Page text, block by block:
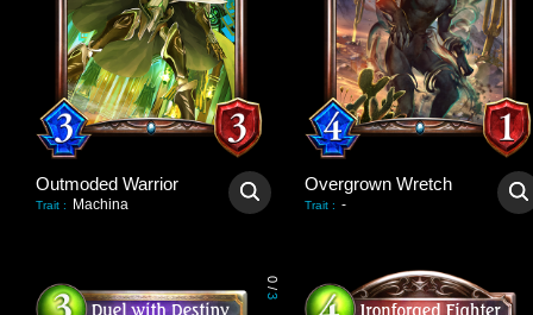
Outmoded Warrior
Trait : Machina
Overgrown Wretch
Trait : -
0
/
3